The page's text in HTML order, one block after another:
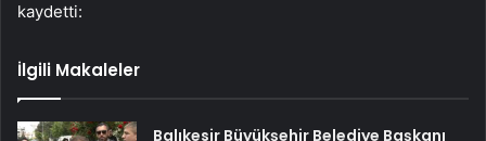
kaydetti:
İlgili Makaleler
Balıkesir Büyükşehir Belediye Başkanı